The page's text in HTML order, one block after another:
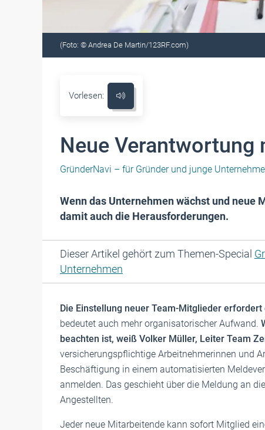
(Foto: © Andrea De Martin/123RF.com)
Vorlesen:
Neue Verantwortung
GründerNavi – für Gründer und junge
Wenn das Unternehmen wächst und
damit auch die Herausforderungen.
Dieser Artikel gehört zum Themen-Special
Unternehmen
Die Einstellung neuer Team-Mitglieder erfordert
bedeutet auch mehr organisatorischer Aufwand.
beachten ist, weiß Volker Müller, Leiter Team
versicherungspflichtige Arbeitnehmerinnen und
Beschäftigung in einem automatisierten
anmelden. Das geschieht über die Meldung an
Angestellten.
Jeder neue Mitarbeitende kann sofort Mitglied